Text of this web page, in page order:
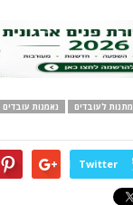
מתנות לעובדים נאמנות עובדים
Twitter